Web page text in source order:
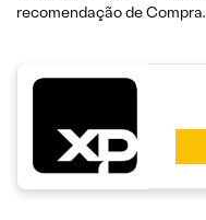
recomendação de Compra.